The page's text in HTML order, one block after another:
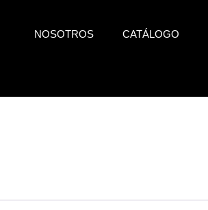
NOSOTROS CATÁLOGO